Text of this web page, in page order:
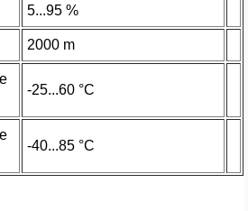
5...95 %
2000 m
-25...60 °C
-40...85 °C